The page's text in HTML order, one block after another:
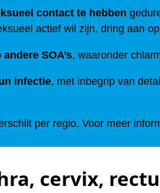
contact te hebben
actief wil zijn, dring aan
SOA’s, waaronder
infectie, met inbegrip van
per regio. Voor meer
cervix,